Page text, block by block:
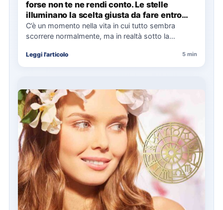
forse non te ne rendi conto. Le stelle
illuminano la scelta giusta da fare entro
domenica
C’è un momento nella vita in cui tutto sembra
scorrere normalmente, ma in realtà sotto la
Leggi l'articolo 5 min